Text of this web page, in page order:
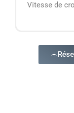
Vitesse de